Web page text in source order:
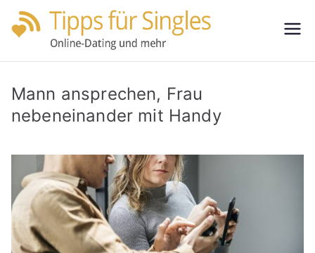
Zum
Inhalt
Single
s
Mann ansprechen, Frau
nebeneinander mit Handy